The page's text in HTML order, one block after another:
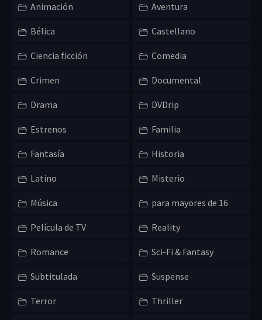
Animación Aventura
Bélica Castellano
Ciencia ficción Comedia
Crimen Documental
Drama DVDrip
Estrenos Familia
Fantasía Historia
Latino Misterio
Música para mayores de 16
Película de TV Reality
Romance Sci-Fi & Fantasy
Subtitulada Suspense
Terror Thriller